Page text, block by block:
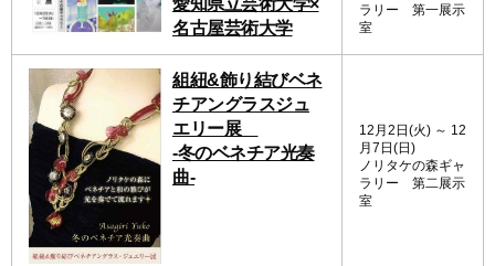
愛知県立芸術大学×
名古屋芸術大学
ラリー 第一展示
室
組紐&飾り結びベネ
チアングラスジュ
エリー展
-冬のベネチア光奏
曲-
12月2日(火) ～ 12
月7日(日)
ノリタケの森ギャ
ラリー 第二展示
室